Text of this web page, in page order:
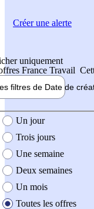
uniquement
France Travail
filtres de Date de
création de l'offre
Un jour
Trois jours
Une semaine
Deux semaines
Un mois
Toutes les offres
Créer une alerte